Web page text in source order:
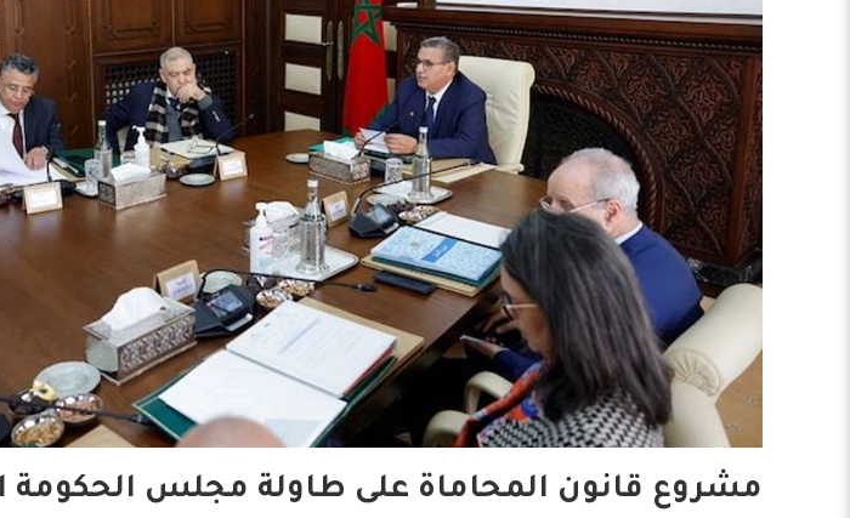
مشروع قانون المحاماة على طاولة مجلس الحكومة